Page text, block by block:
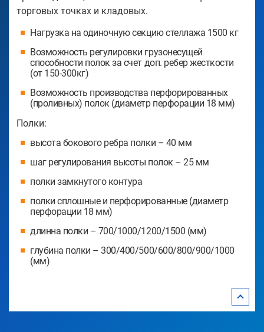
торговых точках и кладовых.
Нагрузка на одиночную секцию стеллажа 1500 кг
Возможность регулировки грузонесущей
способности полок за счет доп. ребер жесткости
(от 150-300кг)
Возможность производства перфорированных
(проливных) полок (диаметр перфорации 18 мм)
Полки:
высота бокового ребра полки – 40 мм
шаг регулирования высоты полок – 25 мм
полки замкнутого контура
полки сплошные и перфорированные (диаметр
перфорации 18 мм)
длинна полки – 700/1000/1200/1500 (мм)
глубина полки – 300/400/500/600/800/900/1000
(мм)